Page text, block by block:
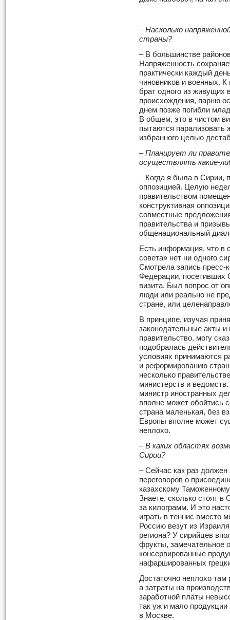
–Насколько
страны?
– В большинстве
Напряженность
практически каждый
чиновников и военных.
брат одного из живущих
происхождения, парню
днем позже погибли
В общем, это в чистом
пытаются парализовать
избранного целью
–Планирует ли
осуществлять какие-
– Когда я была в Сирии,
оппозицией. Целую
правительством
конструктивная
совместные
правительства и
общенациональный
Есть информация, что в
совета» нет ни одного
Смотрела запись пресс-
Федерации, посетивших
визита. Был вопрос от
люди или реально не
стране, или
В принципе, изучая
законодательные акты и
правительство, могу
подобралась
условиях принимаются
и реформированию
несколько
министерств и
министр иностранных
вполне может обойтись
страна маленькая, без
Европы вполне может
неплохо.
–В каких областях
Сирии?
– Сейчас как раз
переговоров о
казахскому
Знаете, сколько стоят
за килограмм. И это
играть в теннис вместо
Россию везут из
региона? У сирийцев
фрукты, замечательное
консервированные
нафаршированных
Достаточно неплохо
а затраты на
заработной платы
так уж и мало
в Москве.